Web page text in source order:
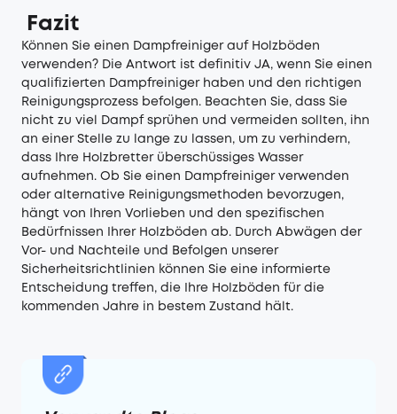
Fazit
Können Sie einen Dampfreiniger auf Holzböden
verwenden? Die Antwort ist definitiv JA, wenn Sie einen
qualifizierten Dampfreiniger haben und den richtigen
Reinigungsprozess befolgen. Beachten Sie, dass Sie
nicht zu viel Dampf sprühen und vermeiden sollten, ihn
an einer Stelle zu lange zu lassen, um zu verhindern,
dass Ihre Holzbretter überschüssiges Wasser
aufnehmen. Ob Sie einen Dampfreiniger verwenden
oder alternative Reinigungsmethoden bevorzugen,
hängt von Ihren Vorlieben und den spezifischen
Bedürfnissen Ihrer Holzböden ab. Durch Abwägen der
Vor- und Nachteile und Befolgen unserer
Sicherheitsrichtlinien können Sie eine informierte
Entscheidung treffen, die Ihre Holzböden für die
kommenden Jahre in bestem Zustand hält.